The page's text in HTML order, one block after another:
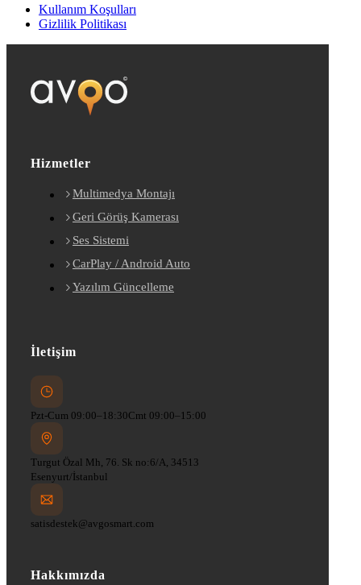
Kullanım Koşulları
Gizlilik Politikası
Hizmetler
Multimedya Montajı
Geri Görüş Kamerası
Ses Sistemi
CarPlay / Android Auto
Yazılım Güncelleme
İletişim
Pzt-Cum 09:00–18:30Cmt 09:00–15:00
Turgut Özal Mh, 76. Sk no:6/A, 34513
Esenyurt/İstanbul
satisdestek@avgosmart.com
Hakkımızda